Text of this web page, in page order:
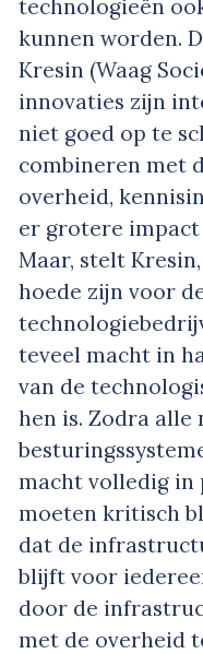
technologieën
kunnen worden.
Kresin (Waag
innovaties zijn
niet goed op te
combineren met
overheid,
er grotere impact
Maar, stelt
hoede zijn voor
teveel macht in
van de
hen is. Zodra alle
macht volledig in
moeten kritisch
dat de
blijft voor
door de
met de overheid